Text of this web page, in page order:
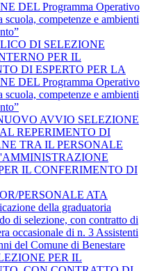
DEL Programma Operativo
scuola, competenze e ambienti
DI SELEZIONE
PER IL
DI ESPERTO PER LA
DEL Programma Operativo
scuola, competenze e ambienti
AVVIO SELEZIONE
REPERIMENTO DI
TRA IL PERSONALE
IL CONFERIMENTO DI
PERSONALE ATA
della graduatoria
di selezione, con contratto di
occasionale di n. 3 Assistenti
del Comune di Benestare
PER IL